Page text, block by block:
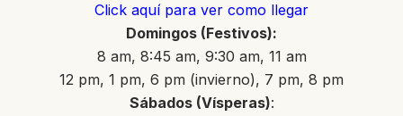
Click aquí para ver como llegar
Domingos (Festivos):
8 am, 8:45 am, 9:30 am, 11 am
12 pm, 1 pm, 6 pm (invierno), 7 pm, 8 pm
Sábados (Vísperas):